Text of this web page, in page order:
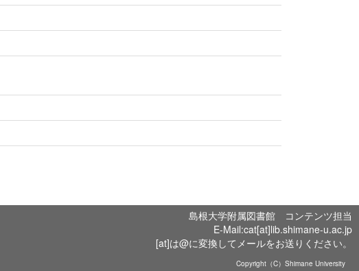
島根大学附属図書館 コンテンツ担当
E-Mail:cat[at]lib.shimane-u.ac.jp
[at]は@に変換してメールをお送りください。
Copyright（C）Shimane University